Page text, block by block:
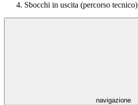
Sbocchi in uscita (percorso tecnico)
navigazione